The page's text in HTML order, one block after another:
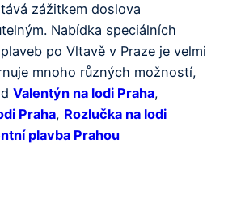
zážitkem doslova
Nabídka speciálních
po Vltavě v Praze je velmi
mnoho různých možností,
Valentýn na lodi Praha,
Praha, Rozlučka na lodi
plavba Prahou